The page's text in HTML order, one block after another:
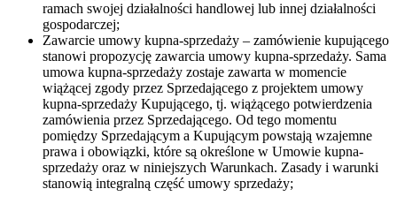
ramach swojej działalności handlowej lub innej działalności
gospodarczej;
Zawarcie umowy kupna-sprzedaży – zamówienie kupującego
stanowi propozycję zawarcia umowy kupna-sprzedaży. Sama
umowa kupna-sprzedaży zostaje zawarta w momencie
wiążącej zgody przez Sprzedającego z projektem umowy
kupna-sprzedaży Kupującego, tj. wiążącego potwierdzenia
zamówienia przez Sprzedającego. Od tego momentu
pomiędzy Sprzedającym a Kupującym powstają wzajemne
prawa i obowiązki, które są określone w Umowie kupna-
sprzedaży oraz w niniejszych Warunkach. Zasady i warunki
stanowią integralną część umowy sprzedaży;